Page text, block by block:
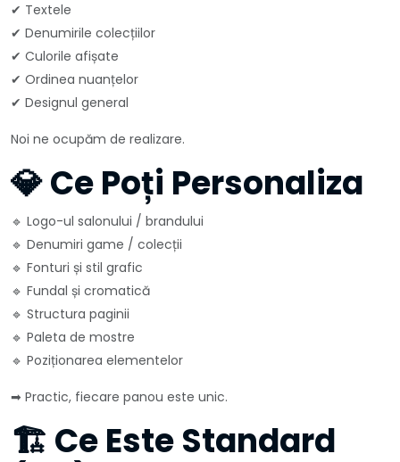
✔ Textele
✔ Denumirile colecțiilor
✔ Culorile afișate
✔ Ordinea nuanțelor
✔ Designul general
Noi ne ocupăm de realizare.
💎 Ce Poți Personaliza
🔹 Logo-ul salonului / brandului
🔹 Denumiri game / colecții
🔹 Fonturi și stil grafic
🔹 Fundal și cromatică
🔹 Structura paginii
🔹 Paleta de mostre
🔹 Poziționarea elementelor
➡ Practic, fiecare panou este unic.
🏗️ Ce Este Standard